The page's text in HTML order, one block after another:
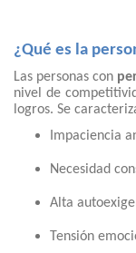
¿Qué es la
Las personas con
nivel de
logros. Se
Impaciencia
Necesidad
Alta
Tensión